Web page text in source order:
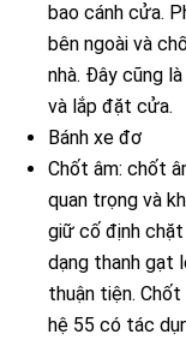
bao cánh cửa.
bên ngoài và
nhà. Đây cũng
và lắp đặt cửa.
Bánh xe đơ
Chốt âm: chốt
quan trọng và
giữ cố định chặt
dạng thanh gạt
thuận tiện.
hệ 55 có tác